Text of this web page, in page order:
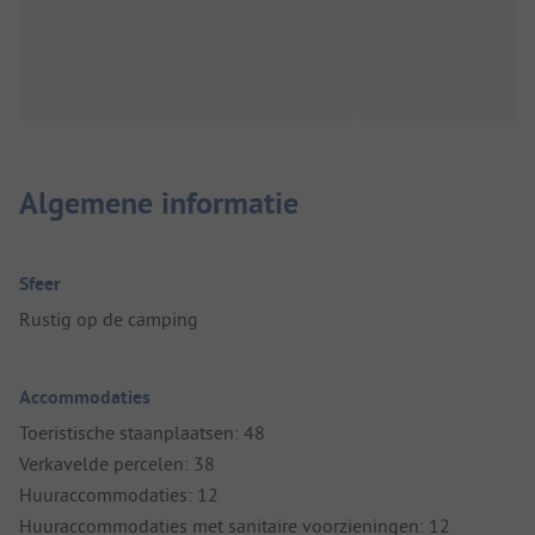
Algemene informatie
Sfeer
Rustig op de camping
Accommodaties
Toeristische staanplaatsen: 48
Verkavelde percelen: 38
Huuraccommodaties: 12
Huuraccommodaties met sanitaire voorzieningen: 12